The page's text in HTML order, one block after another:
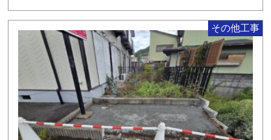
その他工事